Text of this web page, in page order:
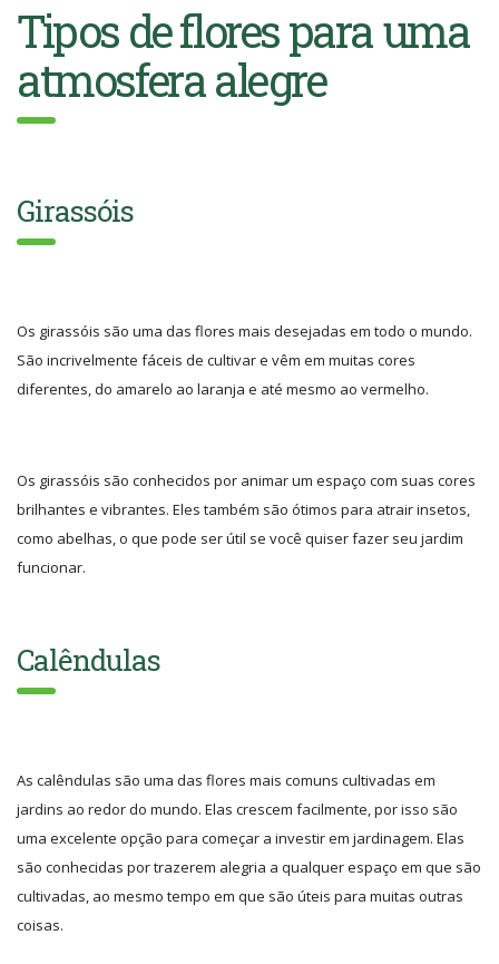
Tipos de flores para uma
atmosfera alegre
Girassóis
Os girassóis são uma das flores mais desejadas em todo o mundo.
São incrivelmente fáceis de cultivar e vêm em muitas cores
diferentes, do amarelo ao laranja e até mesmo ao vermelho.
Os girassóis são conhecidos por animar um espaço com suas cores
brilhantes e vibrantes. Eles também são ótimos para atrair insetos,
como abelhas, o que pode ser útil se você quiser fazer seu jardim
funcionar.
Calêndulas
As calêndulas são uma das flores mais comuns cultivadas em
jardins ao redor do mundo. Elas crescem facilmente, por isso são
uma excelente opção para começar a investir em jardinagem. Elas
são conhecidas por trazerem alegria a qualquer espaço em que são
cultivadas, ao mesmo tempo em que são úteis para muitas outras
coisas.